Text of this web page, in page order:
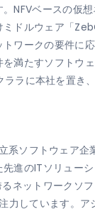
NFVベースの仮
ドルウェア「
ワークの要件
満たすソフト
に本社を置き
ソフトウェア
進のITソリュー
ネットワークソ
しています。